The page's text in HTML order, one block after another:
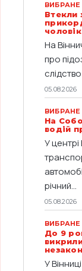
ВИБРАНЕ
Втекли
На
про
05.08.2026
ВИБРАНЕ
На
водій
У
річний...
05.08.2026
ВИБРАНЕ
До 9
У